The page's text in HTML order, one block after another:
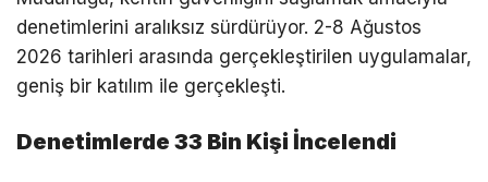
denetimlerini aralıksız sürdürüyor. 2-8 Ağustos
2026 tarihleri arasında gerçekleştirilen uygulamalar,
geniş bir katılım ile gerçekleşti.
Denetimlerde 33 Bin Kişi İncelendi